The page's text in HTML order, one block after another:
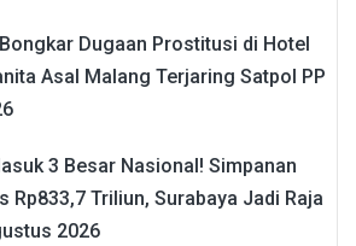
Dugaan Prostitusi di Hotel
Asal Malang Terjaring Satpol PP
3 Besar Nasional! Simpanan
Rp833,7 Triliun, Surabaya Jadi Raja
2026